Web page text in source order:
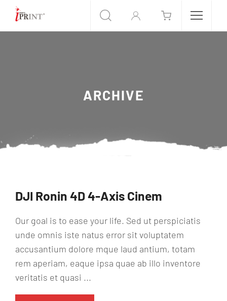
ARCHIVE
DJI Ronin 4D 4-Axis Cinem
Our goal is to ease your life. Sed ut perspiciatis
unde omnis iste natus error sit voluptatem
accusantium dolore mque laud antium, totam
rem aperiam, eaque ipsa quae ab illo inventore
veritatis et quasi ...